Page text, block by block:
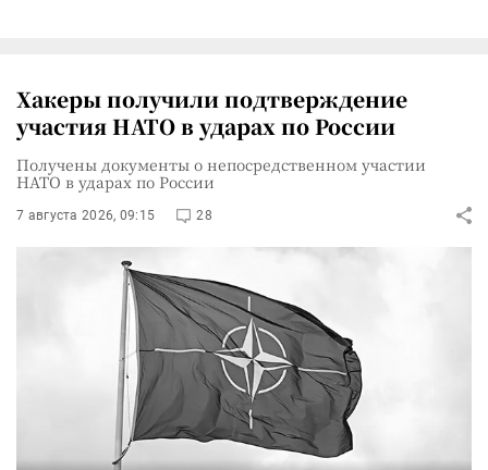
Хакеры получили подтверждение
участия НАТО в ударах по России
Получены документы о непосредственном участии
НАТО в ударах по России
7 августа 2026, 09:15 28